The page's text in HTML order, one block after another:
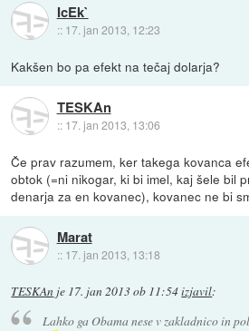
IcEk`
:: 17. jan 2013, 12:23
Kakšen bo pa efekt na tečaj dolarja?
TESKAn
:: 17. jan 2013, 13:06
Če prav razumem, ker takega kovanca
obtok (=ni nikogar, ki bi imel, kaj šele bil
denarja za en kovanec), kovanec ne bi
Marat
:: 17. jan 2013, 13:18
TESKAn je 17. jan 2013 ob 11:54izjavil:
Lahko ga Obama nese v zakladnico in